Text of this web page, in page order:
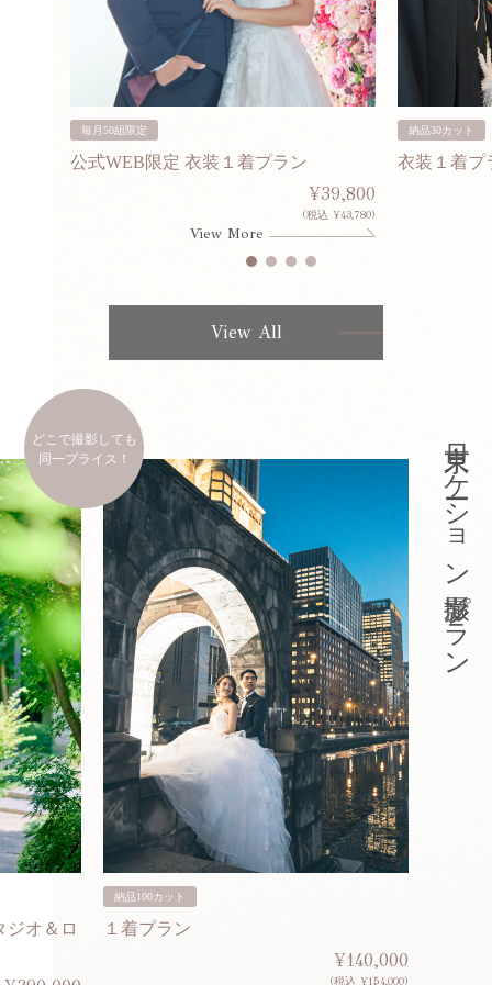
毎月50組限定
公式WEB限定 衣装１着プラン
¥39,800
(税込 ¥43,780)
View More
納品30カット
衣装１着プ
View All
どこで撮影しても
同一プライス！
ジオ＆ロ
納品100カット
１着プラン
¥140,000
(税込 ¥154,000)
東京ロケーション撮影プラン